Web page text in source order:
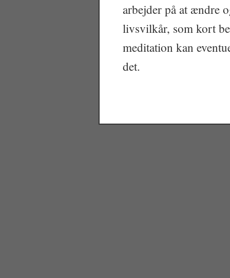
arbejder på at ændre
livsvilkår, som kort
meditation kan
det.